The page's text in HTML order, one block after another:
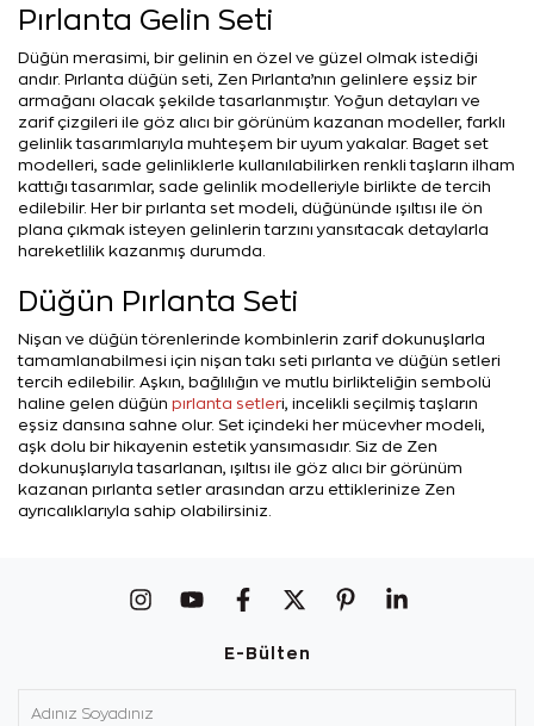
Pırlanta Gelin Seti
Düğün merasimi, bir gelinin en özel ve güzel olmak istediği
andır. Pırlanta düğün seti, Zen Pırlanta’nın gelinlere eşsiz bir
armağanı olacak şekilde tasarlanmıştır. Yoğun detayları ve
zarif çizgileri ile göz alıcı bir görünüm kazanan modeller, farklı
gelinlik tasarımlarıyla muhteşem bir uyum yakalar. Baget set
modelleri, sade gelinliklerle kullanılabilirken renkli taşların ilham
kattığı tasarımlar, sade gelinlik modelleriyle birlikte de tercih
edilebilir. Her bir pırlanta set modeli, düğününde ışıltısı ile ön
plana çıkmak isteyen gelinlerin tarzını yansıtacak detaylarla
hareketlilik kazanmış durumda.
Düğün Pırlanta Seti
Nişan ve düğün törenlerinde kombinlerin zarif dokunuşlarla
tamamlanabilmesi için nişan takı seti pırlanta ve düğün setleri
tercih edilebilir. Aşkın, bağlılığın ve mutlu birlikteliğin sembolü
haline gelen düğün pırlanta setleri, incelikli seçilmiş taşların
eşsiz dansına sahne olur. Set içindeki her mücevher modeli,
aşk dolu bir hikayenin estetik yansımasıdır. Siz de Zen
dokunuşlarıyla tasarlanan, ışıltısı ile göz alıcı bir görünüm
kazanan pırlanta setler arasından arzu ettiklerinize Zen
ayrıcalıklarıyla sahip olabilirsiniz.
E-Bülten